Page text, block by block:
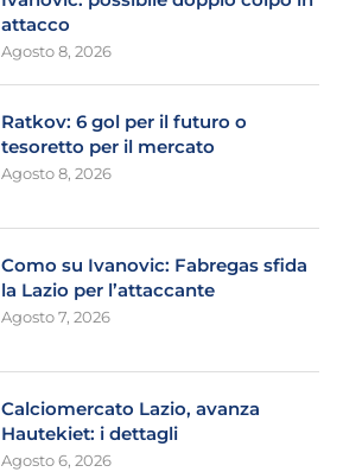
attacco
Agosto 8, 2026
Ratkov: 6 gol per il futuro o
tesoretto per il mercato
Agosto 8, 2026
Como su Ivanovic: Fabregas sfida
la Lazio per l’attaccante
Agosto 7, 2026
Calciomercato Lazio, avanza
Hautekiet: i dettagli
Agosto 6, 2026